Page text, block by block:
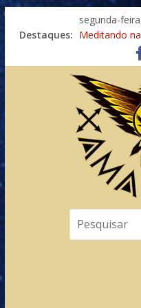
segunda-
Destaques: Meditando
Xamanismo
Totens –
Imaginação